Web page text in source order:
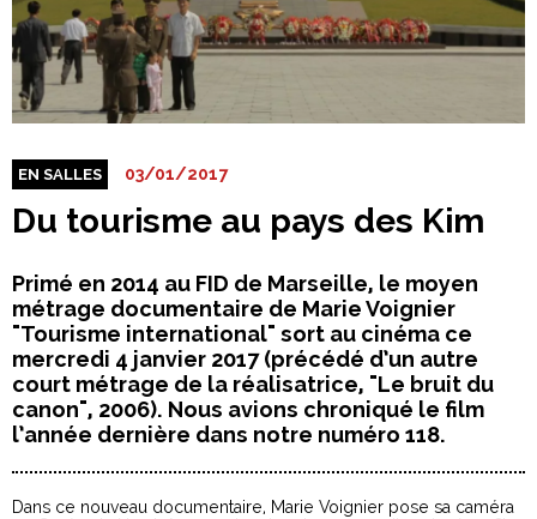
EN SALLES 03/01/2017
Du tourisme au pays des Kim
Primé en 2014 au FID de Marseille, le moyen
métrage documentaire de Marie Voignier
"Tourisme international" sort au cinéma ce
mercredi 4 janvier 2017 (précédé d’un autre
court métrage de la réalisatrice, "Le bruit du
canon", 2006). Nous avions chroniqué le film
l’année dernière dans notre numéro 118.
Dans ce nouveau documentaire, Marie Voignier pose sa caméra